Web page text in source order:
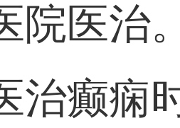
院医治
治癫痫